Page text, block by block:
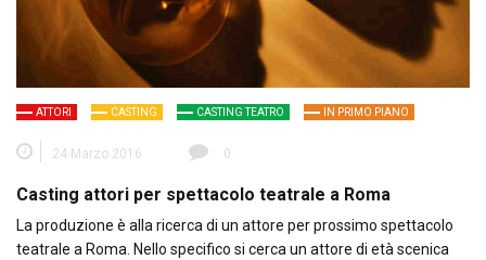
ATTORI CASTING CASTING TEATRO IN PRIMO PIANO
24 Marzo 2016 0
Casting attori per spettacolo teatrale a Roma
La produzione è alla ricerca di un attore per prossimo spettacolo
teatrale a Roma. Nello specifico si cerca un attore di età scenica